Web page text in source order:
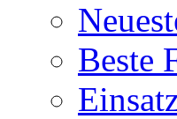
Beste